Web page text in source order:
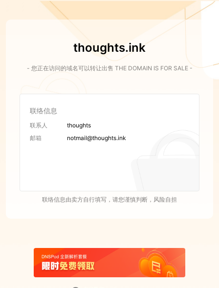
thoughts.ink
- 您正在访问的域名可以转让出售 THE DOMAIN IS FOR SALE -
联络信息
联系人
thoughts
邮箱
notmail@thoughts.ink
联络信息由卖方自行填写，请您谨慎判断，风险自担